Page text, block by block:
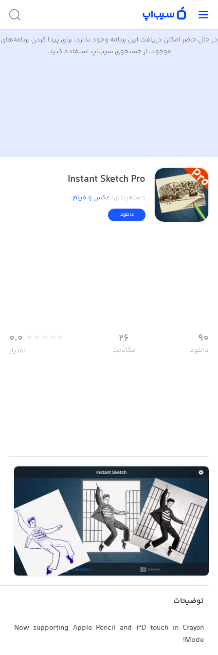
در حال حاضر امکان دریافت این برنامه وجود ندارد. برای پیدا کردن برنامه‌های
موجود، از جستجوی سیب‌اپ استفاده کنید.
Instant Sketch Pro
دسته‌بندی: عکس و فیلم
دانلود
90
دانلود
26
مگابایت
0.0
امتیاز
توضیحات
Now supporting Apple Pencil and 3D touch in Crayon
Mode!